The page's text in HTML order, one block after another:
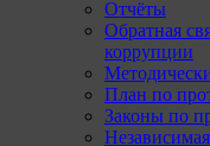
Отчёты
Обратная
коррупции
План по
Законы по